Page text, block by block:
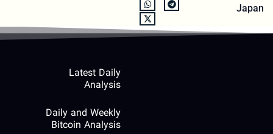
Japan
Latest Daily
Analysis
Daily and Weekly
Bitcoin Analysis